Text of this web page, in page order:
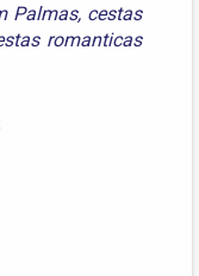
Palmas, cestas
romanticas